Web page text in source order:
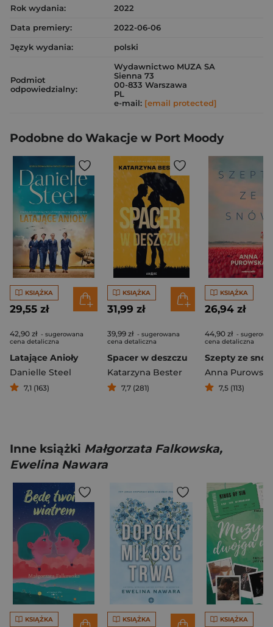
Rok wydania:
2022
Data premiery:
2022-06-06
Język wydania:
polski
Podmiot
odpowiedzialny:
Wydawnictwo MUZA SA
Sienna 73
00-833 Warszawa
PL
e-mail: [email protected]
Podobne do Wakacje w Port Moody
KSIĄŻKA
29,55 zł
42,90 zł - sugerowana
cena detaliczna
Latające Anioły
Danielle Steel
7,1 (163)
KSIĄŻKA
31,99 zł
39,99 zł - sugerowana
cena detaliczna
Spacer w deszczu
Katarzyna Bester
7,7 (281)
KSIĄŻKA
26,94 zł
44,90 zł -
cena detaliczna
Szepty ze
Anna Purowska
7,5 (113)
Inne książki Małgorzata Falkowska,
Ewelina Nawara
KSIĄŻKA KSIĄŻKA KSIĄŻKA